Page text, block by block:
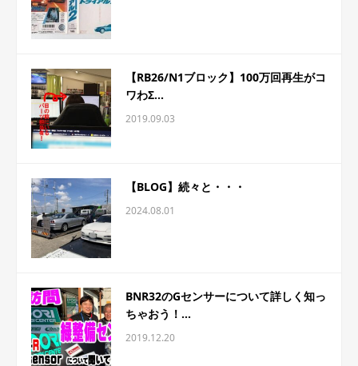
【RB26/N1ブロック】100万回再生がコ
ワわΣ...
2019.09.03
【BLOG】続々と・・・
2024.08.01
BNR32のGセンサーについて詳しく知っ
ちゃおう！...
2019.12.20